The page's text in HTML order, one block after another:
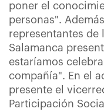
poner el
personas".
representantes de
Salamanca
estaríamos
compañía". En el
presente el
Participación